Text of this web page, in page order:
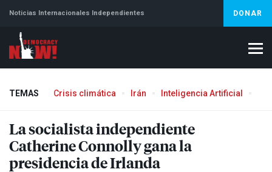
Noticias Internacionales Independientes DONAR
TEMAS Crisis climática Irán Inteligencia Artificial
La socialista independiente
Catherine Connolly gana la
presidencia de Irlanda